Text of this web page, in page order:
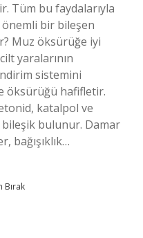
Tüm bu faydalarıyla
önemli bir bileşen
Muz öksürüğe iyi
yaralarının
sistemini
öksürüğü hafifletir.
katalpol ve
bulunur. Damar
bağışıklık…
Bırak